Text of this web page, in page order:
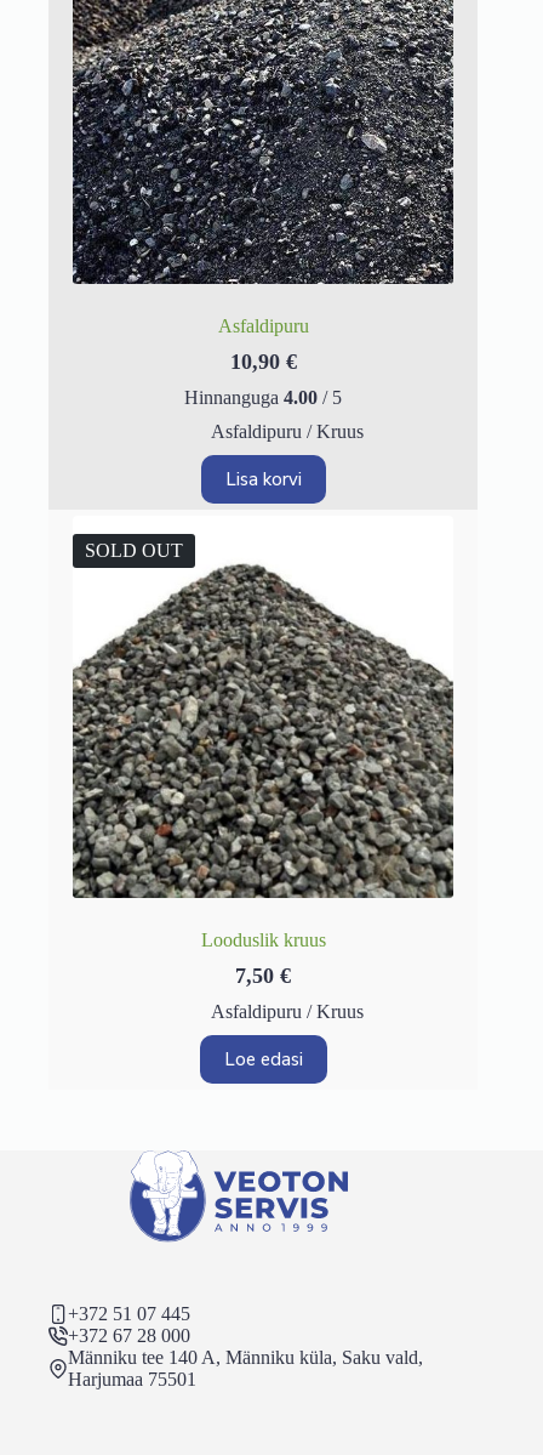
Asfaldipuru
10,90 €
Hinnanguga4.00 / 5
Asfaldipuru / Kruus
Lisa korvi
SOLD OUT
Looduslik kruus
7,50€
Asfaldipuru / Kruus
Loe edasi
+372 51 07 445
+372 67 28 000
Männiku tee 140 A, Männiku küla, Saku vald,
Harjumaa 75501